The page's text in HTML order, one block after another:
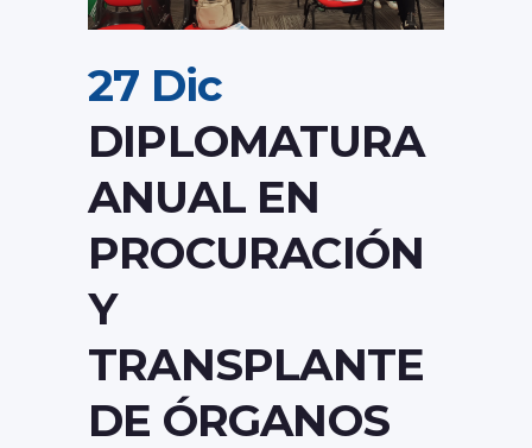
27 Dic
DIPLOMATURA
ANUAL EN
PROCURACIÓN
Y
TRANSPLANTE
DE ÓRGANOS